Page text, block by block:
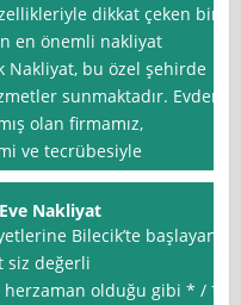
dikkat çeken bir
en önemli nakliyat
Nakliyat, bu özel şehirde
sunmaktadır. Evden
olan firmamız,
ve tecrübesiyle
Nakliyat
Bilecik’te başlayan
siz değerli
olduğu gibi * / *